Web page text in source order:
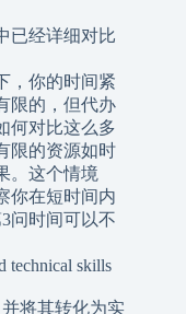
已经详细对比
，你的时间紧
限的，但代办
何对比这么多
限的资源如时
。这个情境
你在短时间内
问时间可以不
technical skills
将其转化为实